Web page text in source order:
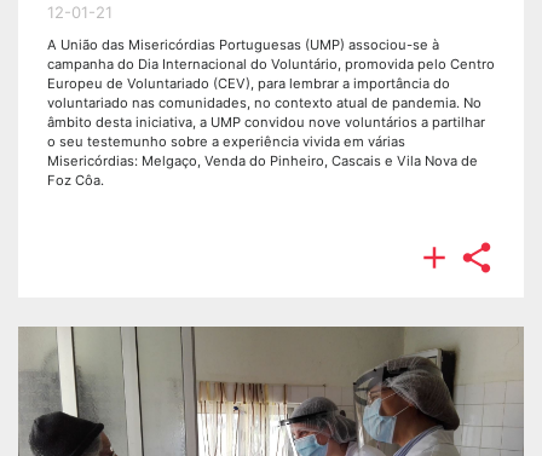
12-01-21
A União das Misericórdias Portuguesas (UMP) associou-se à
campanha do Dia Internacional do Voluntário, promovida pelo Centro
Europeu de Voluntariado (CEV), para lembrar a importância do
voluntariado nas comunidades, no contexto atual de pandemia. No
âmbito desta iniciativa, a UMP convidou nove voluntários a partilhar
o seu testemunho sobre a experiência vivida em várias
Misericórdias: Melgaço, Venda do Pinheiro, Cascais e Vila Nova de
Foz Côa.
 